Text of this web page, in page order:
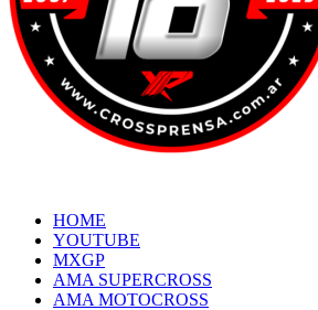
HOME
YOUTUBE
MXGP
AMA SUPERCROSS
AMA MOTOCROSS